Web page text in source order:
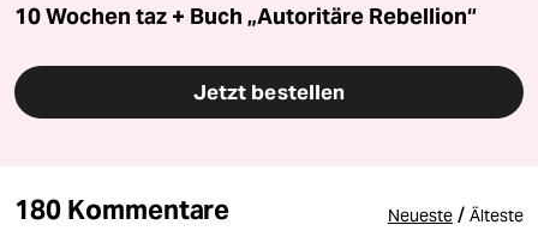
10 Wochen taz + Buch „Autoritäre Rebellion“
Jetzt bestellen
180 Kommentare Neueste / Älteste